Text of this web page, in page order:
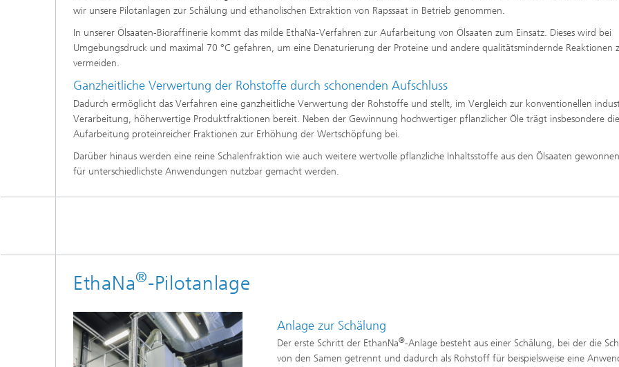
wir unsere Pilotanlagen zur Schälung und ethanolischen Extraktion von Rapssaat in Betrieb genommen.
In unserer Ölsaaten-Bioraffinerie kommt das milde EthaNa-Verfahren zur Aufarbeitung von Ölsaaten zum Einsatz. Dieses wird bei
Umgebungsdruck und maximal 70 °C gefahren, um eine Denaturierung der Proteine und andere qualitätsmindernde Reaktionen
vermeiden.
Ganzheitliche Verwertung der Rohstoffe durch schonenden Aufschluss
Dadurch ermöglicht das Verfahren eine ganzheitliche Verwertung der Rohstoffe und stellt, im Vergleich zur konventionellen
Verarbeitung, höherwertige Produktfraktionen bereit. Neben der Gewinnung hochwertiger pflanzlicher Öle trägt insbesondere die
Aufarbeitung proteinreicher Fraktionen zur Erhöhung der Wertschöpfung bei.
Darüber hinaus werden eine reine Schalenfraktion wie auch weitere wertvolle pflanzliche Inhaltsstoffe aus den Ölsaaten
für unterschiedlichste Anwendungen nutzbar gemacht werden.
EthaNa®-Pilotanlage
Anlage zur Schälung
Der erste Schritt der EthanNa®-Anlage besteht aus einer Schälung, bei der die
von den Samen getrennt und dadurch als Rohstoff für beispielsweise eine